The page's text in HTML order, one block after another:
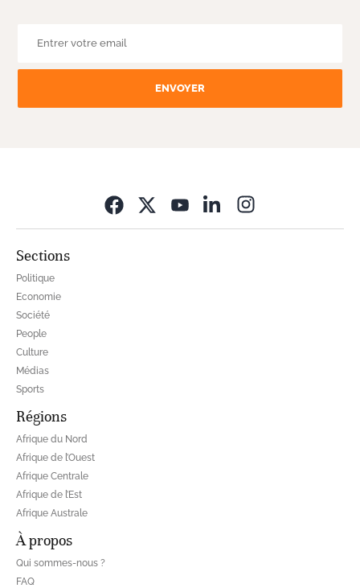
ENVOYER
Sections
Politique
Economie
Société
People
Culture
Médias
Sports
Régions
Afrique du Nord
Afrique de l’Ouest
Afrique Centrale
Afrique de l’Est
Afrique Australe
À propos
Qui sommes-nous ?
FAQ